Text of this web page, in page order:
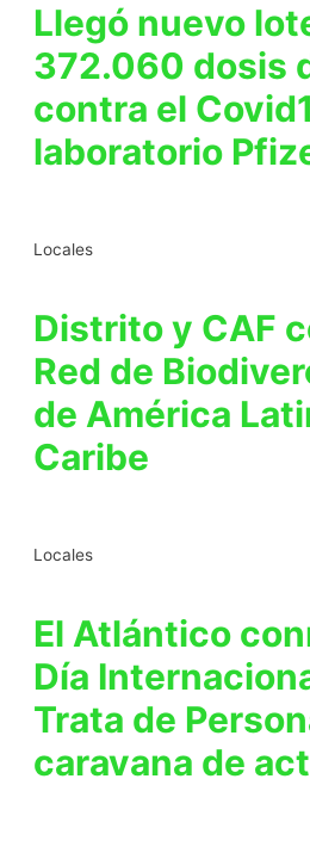
Llegó nuevo
372.060 dosis
contra el
laboratorio
Locales
Distrito y CAF
Red de
de América
Caribe
Locales
El Atlántico
Día
Trata de
caravana de